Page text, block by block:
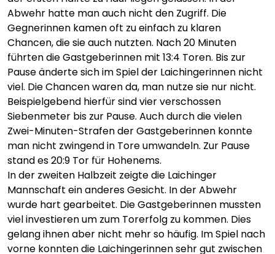
Abwehr hatte man auch nicht den Zugriff. Die
Gegnerinnen kamen oft zu einfach zu klaren
Chancen, die sie auch nutzten. Nach 20 Minuten
führten die Gastgeberinnen mit 13:4 Toren. Bis zur
Pause änderte sich im Spiel der Laichingerinnen nicht
viel. Die Chancen waren da, man nutze sie nur nicht.
Beispielgebend hierfür sind vier verschossen
Siebenmeter bis zur Pause. Auch durch die vielen
Zwei-Minuten-Strafen der Gastgeberinnen konnte
man nicht zwingend in Tore umwandeln. Zur Pause
stand es 20:9 Tor für Hohenems.
In der zweiten Halbzeit zeigte die Laichinger
Mannschaft ein anderes Gesicht. In der Abwehr
wurde hart gearbeitet. Die Gastgeberinnen mussten
viel investieren um zum Torerfolg zu kommen. Dies
gelang ihnen aber nicht mehr so häufig. Im Spiel nach
vorne konnten die Laichingerinnen sehr gut zwischen